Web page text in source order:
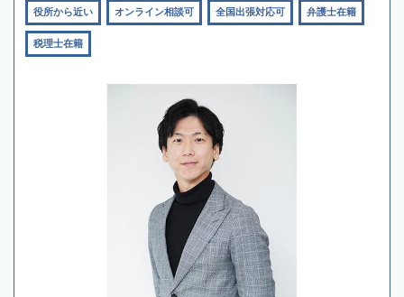
役所から近い オンライン相談可 全国出張対応可 弁護士在籍
税理士在籍